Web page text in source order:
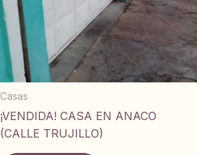
Casas
¡VENDIDA! CASA EN ANACO
(CALLE TRUJILLO)